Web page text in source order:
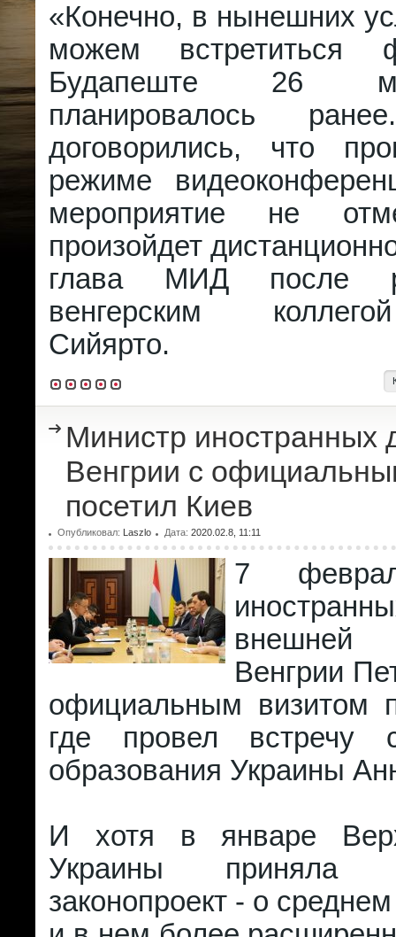
«Конечно, в нынешних
можем встретиться
Будапеште 26
планировалось
договорились, что
режиме
мероприятие не
произойдет
глава МИД после
венгерским
Сийярто.
Министр иностранных
Венгрии с
посетил Киев
Опубликовал: Laszlo Дата: 2020.02.8, 11:11
7
Венгрии
официальным визитом
где провел встречу
образования Украины
И хотя в январе
Украины
законопроект - о